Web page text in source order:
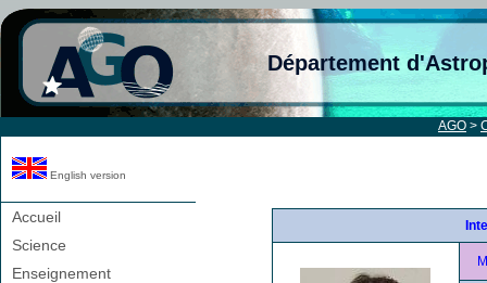
Département
AGO >
English version
Accueil
Science
Enseignement